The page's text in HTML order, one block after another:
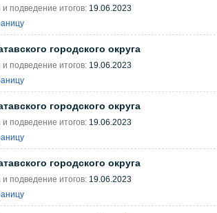
и подведение итогов: 19.06.2023
городского округа
и подведение итогов: 19.06.2023
городского округа
и подведение итогов: 19.06.2023
городского округа
и подведение итогов: 19.06.2023